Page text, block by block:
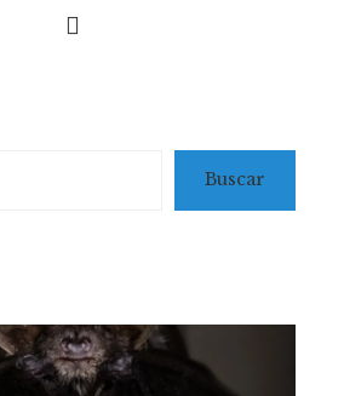
Buscar